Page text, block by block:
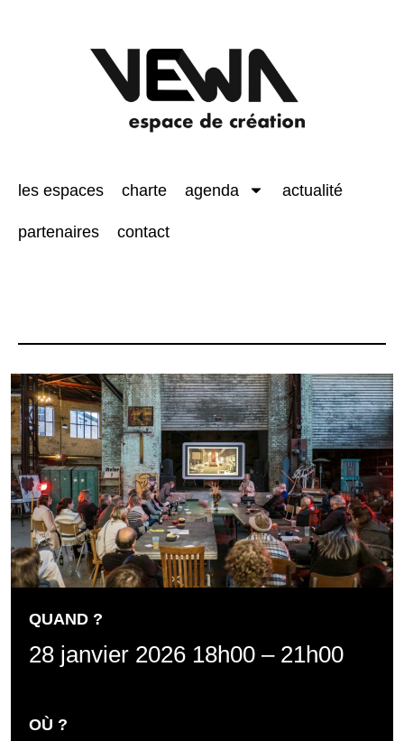
les espaces charte agenda actualité
partenaires contact
QUAND ?
28 janvier 2026 18h00 – 21h00
OÙ ?